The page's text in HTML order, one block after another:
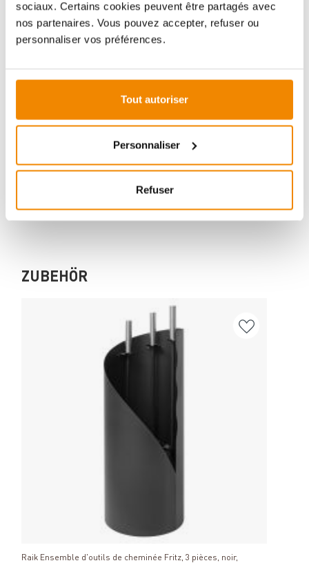
sociaux. Certains cookies peuvent être partagés avec
nos partenaires. Vous pouvez accepter, refuser ou
personnaliser vos préférences.
Tout autoriser
Personnaliser
Refuser
et de cheminées:
thème des poêles-cheminées. Aucune question ne
reste sans réponse, aucun problème n'est irrésolu.
pas à nous contacter:
[email protected]
Téléphone :
+33 1 59 58 12 04
ZUBEHÖR
Détails
Raik Ensemble d'outils de cheminée Fritz, 3 pièces, noir,